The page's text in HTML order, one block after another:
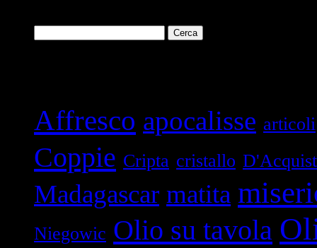
per:
Affresco apocalisse articoli
Coppie Cripta cristallo
Madagascar matita
Niegowic Olio su tavola